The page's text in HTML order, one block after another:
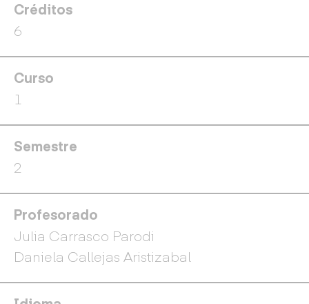
Créditos
6
Curso
1
Semestre
2
Profesorado
Julia Carrasco Parodi
Daniela Callejas Aristizabal